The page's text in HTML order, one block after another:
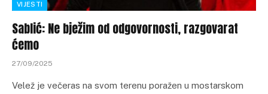
VIJESTI
Sablić: Ne bježim od odgovornosti, razgovarat
ćemo
27/09/2025
Velež je večeras na svom terenu poražen u mostarskom